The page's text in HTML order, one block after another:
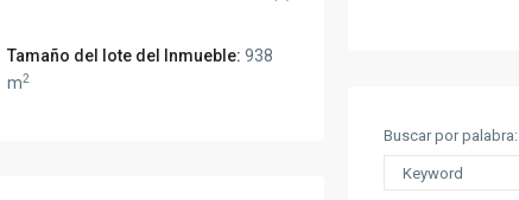
Tamaño del lote del Inmueble: 938
m2
Buscar por palabra: